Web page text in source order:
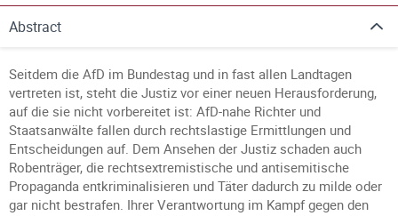
Abstract
Seitdem die AfD im Bundestag und in fast allen Landtagen
vertreten ist, steht die Justiz vor einer neuen Herausforderung,
auf die sie nicht vorbereitet ist: AfD-nahe Richter und
Staatsanwälte fallen durch rechtslastige Ermittlungen und
Entscheidungen auf. Dem Ansehen der Justiz schaden auch
Robenträger, die rechtsextremistische und antisemitische
Propaganda entkriminalisieren und Täter dadurch zu milde oder
gar nicht bestrafen. Ihrer Verantwortung im Kampf gegen den